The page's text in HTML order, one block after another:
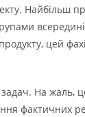
цей
задач. На
фактичних